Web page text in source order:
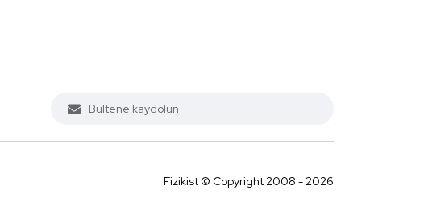
Fizikist © Copyright 2008 - 2026